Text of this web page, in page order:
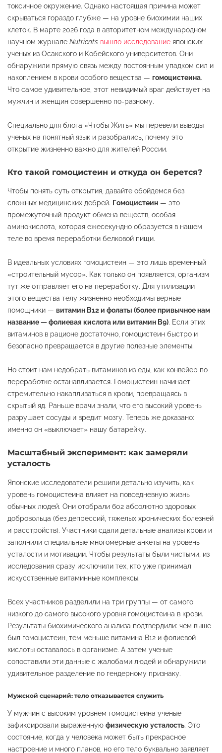
токсичное окружение. Однако настоящая причина может
скрываться гораздо глубже — на уровне биохимии наших
клеток. В марте 2026 года в авторитетном международном
научном журнале Nutrients вышло исследование японских
ученых из Осакского и Кобейского университетов. Они
обнаружили прямую связь между постоянным упадком сил и
накоплением в крови особого вещества — гомоцистеина.
Что самое удивительное, этот невидимый враг действует на
мужчин и женщин совершенно по-разному.
Специально для блога «Чтобы Жить» мы перевели выводы
ученых на понятный язык и разобрались, почему это
открытие жизненно важно для жителей России.
Кто такой гомоцистеин и откуда он берется?
Чтобы понять суть открытия, давайте обойдемся без
сложных медицинских дебрей. Гомоцистеин — это
промежуточный продукт обмена веществ, особая
аминокислота, которая ежесекундно образуется в нашем
теле во время переработки белковой пищи.
В идеальных условиях гомоцистеин — это лишь временный
«строительный мусор». Как только он появляется, организм
тут же отправляет его на переработку. Для утилизации
этого вещества телу жизненно необходимы верные
помощники — витамин B12 и фолаты (более привычное нам
название — фолиевая кислота или витамин B9). Если этих
витаминов в рационе достаточно, гомоцистеин быстро и
безопасно превращается в другие полезные элементы.
Но стоит нам недобрать витаминов из еды, как конвейер по
переработке останавливается. Гомоцистеин начинает
стремительно накапливаться в крови, превращаясь в
скрытый яд. Раньше врачи знали, что его высокий уровень
разрушает сосуды и вредит мозгу. Теперь же доказано:
именно он «выключает» нашу батарейку.
Масштабный эксперимент: как замеряли
усталость
Японские исследователи решили детально изучить, как
уровень гомоцистеина влияет на повседневную жизнь
обычных людей. Они отобрали 602 абсолютно здоровых
добровольца (без депрессий, тяжелых хронических болезней
и расстройств). Участники сдали детальные анализы крови и
заполнили специальные многомерные анкеты на уровень
усталости и мотивации. Чтобы результаты были чистыми, из
исследования сразу исключили тех, кто уже принимал
искусственные витаминные комплексы.
Всех участников разделили на три группы — от самого
низкого до самого высокого уровня гомоцистеина в крови.
Результаты биохимического анализа подтвердили: чем выше
был гомоцистеин, тем меньше витамина B12 и фолиевой
кислоты оставалось в организме. А затем ученые
сопоставили эти данные с жалобами людей и обнаружили
удивительное разделение по гендерному признаку.
Мужской сценарий: тело отказывается служить
У мужчин с высоким уровнем гомоцистеина ученые
зафиксировали выраженную физическую усталость. Это
состояние, когда у человека может быть прекрасное
настроение и много планов, но его тело буквально заявляет